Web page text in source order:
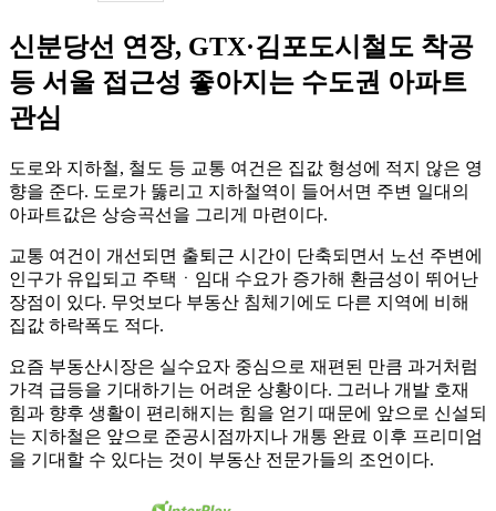
신분당선 연장, GTX·김포도시철도 착공
등 서울 접근성 좋아지는 수도권 아파트
관심
도로와 지하철, 철도 등 교통 여건은 집값 형성에 적지 않은 영
향을 준다. 도로가 뚫리고 지하철역이 들어서면 주변 일대의
아파트값은 상승곡선을 그리게 마련이다.
교통 여건이 개선되면 출퇴근 시간이 단축되면서 노선 주변에
인구가 유입되고 주택ㆍ임대 수요가 증가해 환금성이 뛰어난
장점이 있다. 무엇보다 부동산 침체기에도 다른 지역에 비해
집값 하락폭도 적다.
요즘 부동산시장은 실수요자 중심으로 재편된 만큼 과거처럼
가격 급등을 기대하기는 어려운 상황이다. 그러나 개발 호재
힘과 향후 생활이 편리해지는 힘을 얻기 때문에 앞으로 신설되
는 지하철은 앞으로 준공시점까지나 개통 완료 이후 프리미엄
을 기대할 수 있다는 것이 부동산 전문가들의 조언이다.